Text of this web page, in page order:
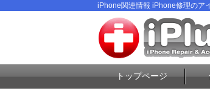
iPhone関連情報 iPhone修理のア
トップページ